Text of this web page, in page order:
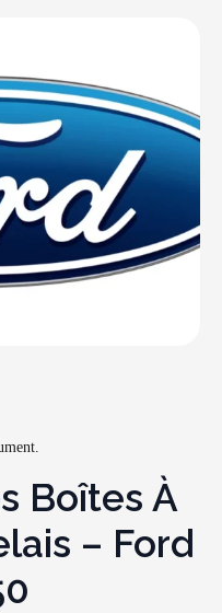
Boîtes À
– Ford